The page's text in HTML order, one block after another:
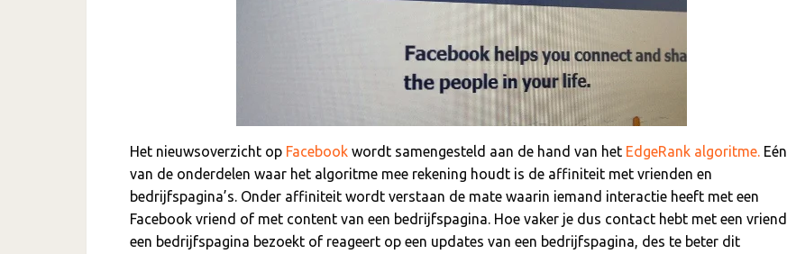
Het nieuwsoverzicht op Facebook wordt samengesteld aan de hand van het EdgeRank algoritme. Eén
van de onderdelen waar het algoritme mee rekening houdt is de affiniteit met vrienden en
bedrijfspagina’s. Onder affiniteit wordt verstaan de mate waarin iemand interactie heeft met een
Facebook vriend of met content van een bedrijfspagina. Hoe vaker je dus contact hebt met een vriend,
een bedrijfspagina bezoekt of reageert op een updates van een bedrijfspagina, des te beter dit